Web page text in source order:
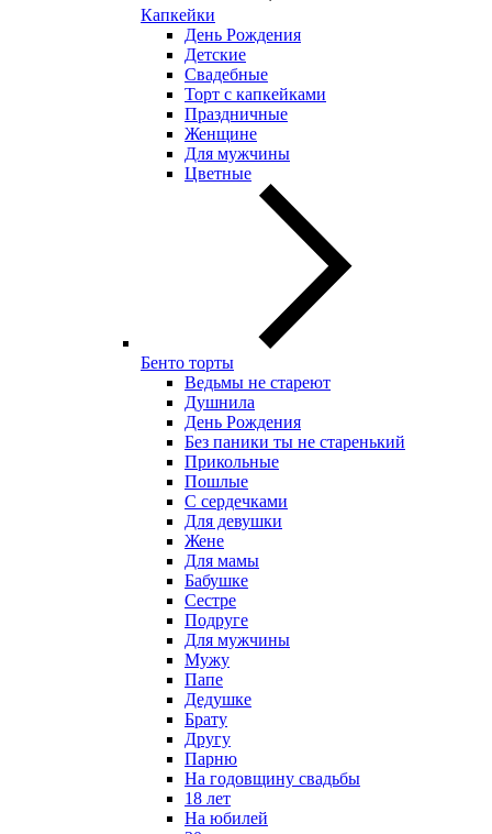
Капкейки
День Рождения
Детские
Свадебные
Торт с капкейками
Праздничные
Женщине
Для мужчины
Цветные
Бенто торты
Ведьмы не стареют
Душнила
День Рождения
Без паники ты не старенький
Прикольные
Пошлые
С сердечками
Для девушки
Жене
Для мамы
Бабушке
Сестре
Подруге
Для мужчины
Мужу
Папе
Дедушке
Брату
Другу
Парню
На годовщину свадьбы
18 лет
На юбилей